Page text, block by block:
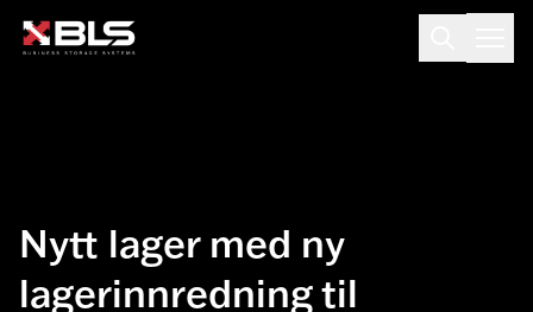
Nytt lager med ny
lagerinnredning til